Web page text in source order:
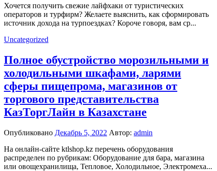
Хочется получить свежие лайфхаки от туристических
операторов и турфирм? Желаете выяснить, как сформировать
источник дохода на турпоездках? Короче говоря, вам ср...
Uncategorized
Полное обустройство морозильными и
холодильными шкафами, ларями
сферы пищепрома, магазинов от
торгового представительства
КазТоргЛайн в Казахстане
Опубликовано Декабрь 5, 2022 Автор: admin
На онлайн-сайте ktlshop.kz перечень оборудования
распределен по рубрикам: Оборудование для бара, магазина
или овощехранилища, Тепловое, Холодильное, Электромеха...